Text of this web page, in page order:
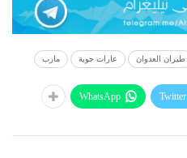
طيران العدوان عارات جوية مارب
Twitter
WhatsApp